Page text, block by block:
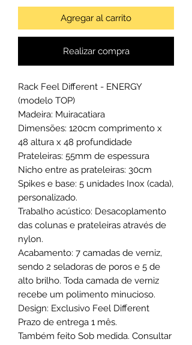
Agregar al carrito
Realizar compra
Rack Feel Different - ENERGY
(modelo TOP)
Madeira: Muiracatiara
Dimensões: 120cm comprimento x
48 altura x 48 profundidade
Prateleiras: 55mm de espessura
Nicho entre as prateleiras: 30cm
Spikes e base: 5 unidades Inox (cada),
personalizado.
Trabalho acústico: Desacoplamento
das colunas e prateleiras através de
nylon.
Acabamento: 7 camadas de verniz,
sendo 2 seladoras de poros e 5 de
alto brilho. Toda camada de verniz
recebe um polimento minucioso.
Design: Exclusivo Feel Different
Prazo de entrega 1 mês.
Também feito Sob medida. Consultar